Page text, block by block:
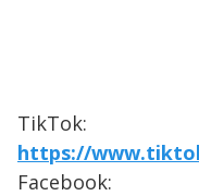
TikTok:
https://
Facebook: